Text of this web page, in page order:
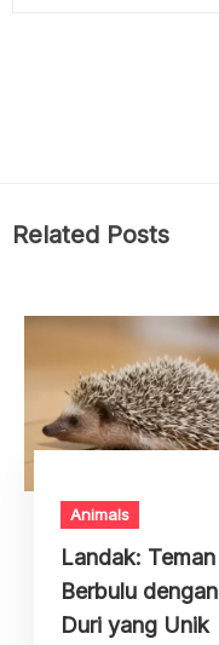
Related Posts
Animals
Landak: Teman
Berbulu dengan
Duri yang Unik